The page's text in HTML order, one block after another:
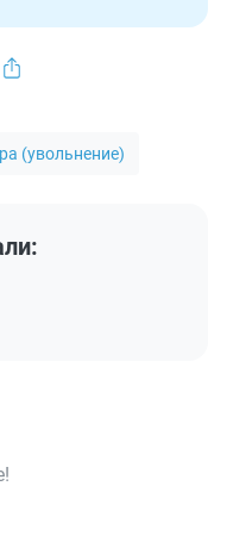
(увольнение)